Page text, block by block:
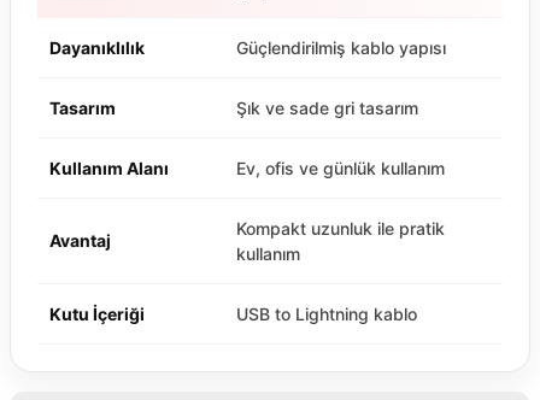
Dayanıklılık Güçlendirilmiş kablo yapısı
Tasarım Şık ve sade gri tasarım
Kullanım Alanı Ev, ofis ve günlük kullanım
Avantaj
Kompakt uzunluk ile pratik
kullanım
Kutu İçeriği USB to Lightning kablo